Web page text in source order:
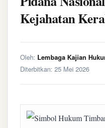
Kejahatan
Oleh: Lembaga Kajian
Diterbitkan: 25 Mei 2026